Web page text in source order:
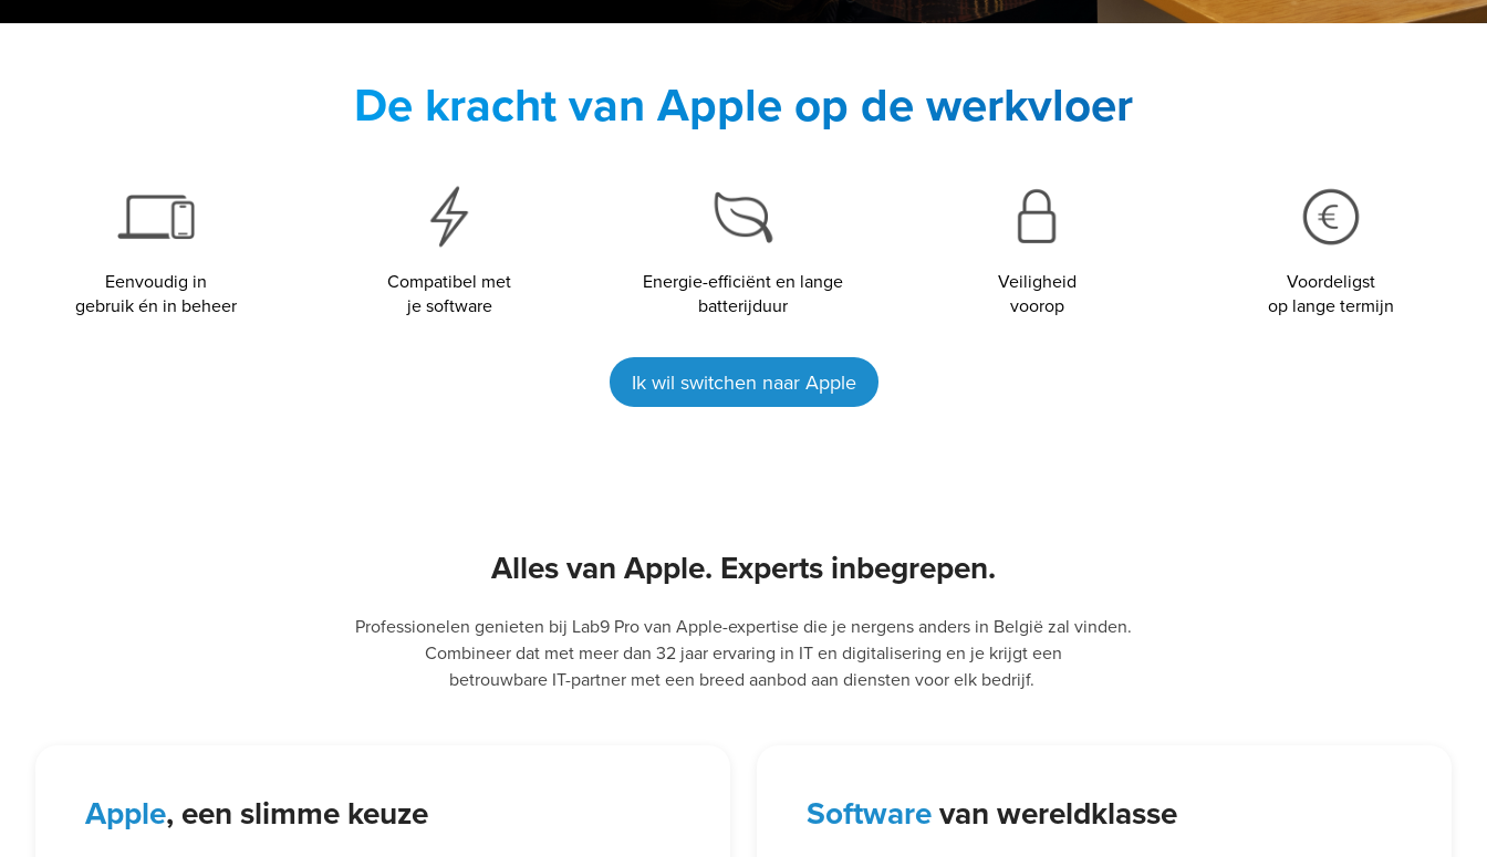
De kracht van Apple op de werkvloer
Eenvoudig in
gebruik én in beheer
Compatibel met
je software
Energie-efficiënt en lange
batterijduur
Veiligheid
voorop
Voordeligst
op lange termijn
Ik wil switchen naar Apple
Alles van Apple. Experts inbegrepen.
Professionelen genieten bij Lab9 Pro van Apple-expertise die je nergens anders in België zal vinden.
Combineer dat met meer dan 32 jaar ervaring in IT en digitalisering en je krijgt een
betrouwbare IT-partner met een breed aanbod aan diensten voor elk bedrijf.
Apple, een slimme keuze Softwarevan wereldklasse